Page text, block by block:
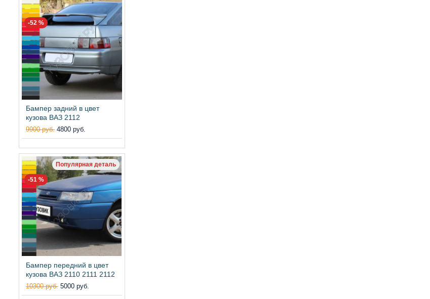
-52 %
Бампер задний в цвет
кузова ВАЗ 2112
9900 руб. 4800 руб.
Популярная деталь
-51 %
Бампер передний в цвет
кузова ВАЗ 2110 2111 2112
10300 руб. 5000 руб.